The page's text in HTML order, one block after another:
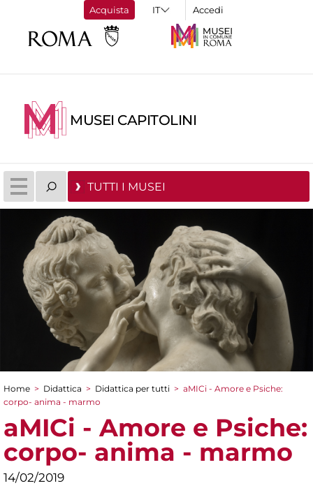
Acquista Accedi
MUSEI CAPITOLINI
TUTTI I MUSEI
Tu sei qui
Home > Didattica > Didattica per tutti > aMICi - Amore e Psiche:
corpo- anima - marmo
aMICi - Amore e Psiche:
corpo- anima - marmo
14/02/2019